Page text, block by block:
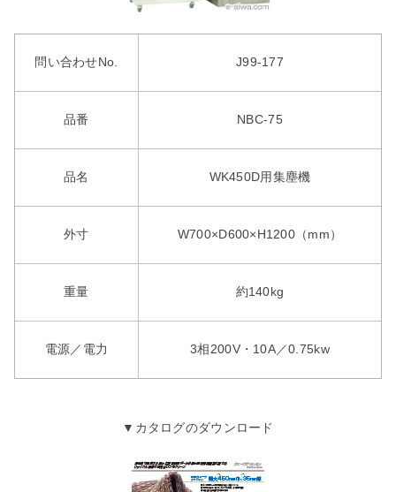
問い合わせNo. J99-177
品番 NBC-75
品名 WK450D用集塵機
外寸 W700×D600×H1200（mm）
重量 約140kg
電源／電力 3相200V・10A／0.75kw
▼カタログのダウンロード